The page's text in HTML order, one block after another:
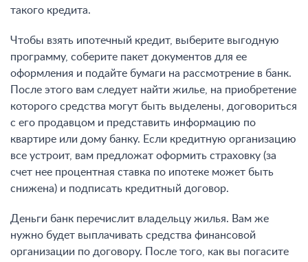
такого кредита.
Чтобы взять ипотечный кредит, выберите выгодную
программу, соберите пакет документов для ее
оформления и подайте бумаги на рассмотрение в банк.
После этого вам следует найти жилье, на приобретение
которого средства могут быть выделены, договориться
с его продавцом и представить информацию по
квартире или дому банку. Если кредитную организацию
все устроит, вам предложат оформить страховку (за
счет нее процентная ставка по ипотеке может быть
снижена) и подписать кредитный договор.
Деньги банк перечислит владельцу жилья. Вам же
нужно будет выплачивать средства финансовой
организации по договору. После того, как вы погасите